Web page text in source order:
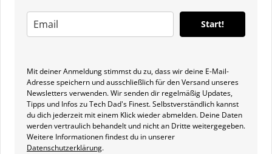
Start!
Mit deiner Anmeldung stimmst du zu, dass wir deine E-Mail-
Adresse speichern und ausschließlich für den Versand unseres
Newsletters verwenden. Wir senden dir regelmäßig Updates,
Tipps und Infos zu Tech Dad's Finest. Selbstverständlich kannst
du dich jederzeit mit einem Klick wieder abmelden. Deine Daten
werden vertraulich behandelt und nicht an Dritte weitergegeben.
Weitere Informationen findest du in unserer
Datenschutzerklärung.